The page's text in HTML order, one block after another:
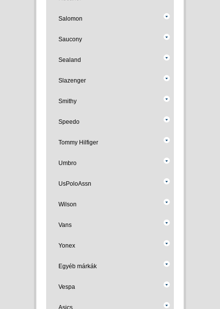
Salomon
Saucony
Sealand
Slazenger
Smithy
Speedo
Tommy Hilfiger
Umbro
UsPoloAssn
Wilson
Vans
Yonex
Egyéb márkák
Vespa
Asics